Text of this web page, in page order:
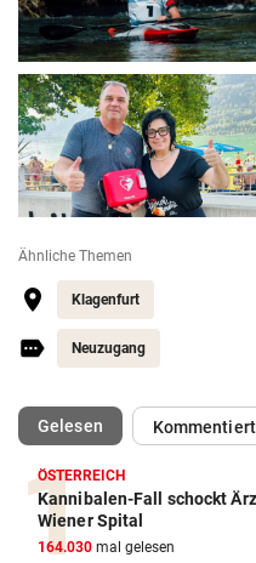
Ähnliche Themen
Klagenfurt
Neuzugang
Gelesen(ausgewählt)Kommentiert
ÖSTERREICH
Kannibalen-Fall schockt
Wiener Spital
164.030 mal gelesen